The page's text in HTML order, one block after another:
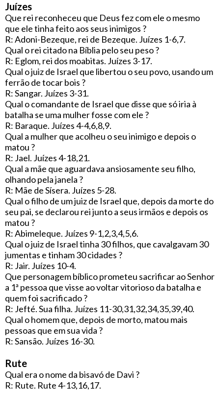
Juízes
Que rei reconheceu que Deus fez com ele o mesmo
que ele tinha feito aos seus inimigos ?
R: Adoni-Bezeque, rei de Bezeque. Juízes 1-6,7.
Qual o rei citado na Bíblia pelo seu peso ?
R: Eglom, rei dos moabitas. Juízes 3-17.
Qual o juiz de Israel que libertou o seu povo, usando um
ferrão de tocar bois ?
R: Sangar. Juízes 3-31.
Qual o comandante de Israel que disse que só iria à
batalha se uma mulher fosse com ele ?
R: Baraque. Juízes 4-4,6,8,9.
Qual a mulher que acolheu o seu inimigo e depois o
matou ?
R: Jael. Juízes 4-18,21.
Qual a mãe que aguardava ansiosamente seu filho,
olhando pela janela ?
R: Mãe de Sísera. Juízes 5-28.
Qual o filho de um juiz de Israel que, depois da morte do
seu pai, se declarou rei junto a seus irmãos e depois os
matou ?
R: Abimeleque. Juízes 9-1,2,3,4,5,6.
Qual o juiz de Israel tinha 30 filhos, que cavalgavam 30
jumentas e tinham 30 cidades ?
R: Jair. Juízes 10-4.
Que personagem bíblico prometeu sacrificar ao Senhor
a 1ª pessoa que visse ao voltar vitorioso da batalha e
quem foi sacrificado ?
R: Jefté. Sua filha. Juízes 11-30,31,32,34,35,39,40.
Qual o homem que, depois de morto, matou mais
pessoas que em sua vida ?
R: Sansão. Juízes 16-30.
Rute
Qual era o nome da bisavó de Davi ?
R: Rute. Rute 4-13,16,17.